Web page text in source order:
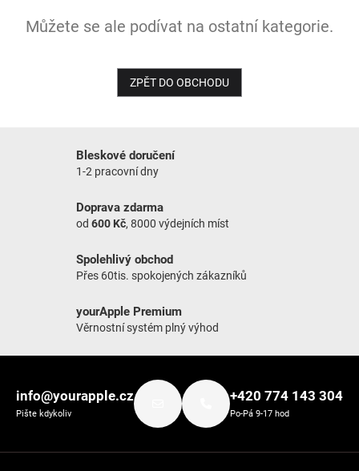
NOVINKY
Můžete se ale podívat na ostatní kategorie.
ZPĚT DO OBCHODU
Bleskové doručení
1-2 pracovní dny
Doprava zdarma
od 600 Kč, 8000 výdejních míst
Spolehlivý obchod
Přes 60tis. spokojených zákazníků
yourApple Premium
Věrnostní systém plný výhod
info@yourapple.cz
Pište kdykoliv
+420 774 143 304
Po-Pá 9-17 hod